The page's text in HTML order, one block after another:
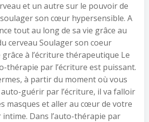
et un autre sur le pouvoir de
son cœur hypersensible. A
tout au long de sa vie grâce au
cerveau Soulager son coeur
à l’écriture thérapeutique Le
thérapie par l’écriture est puissant.
à partir du moment où vous
guérir par l’écriture, il va falloir
masques et aller au cœur de votre
Dans l’auto-thérapie par